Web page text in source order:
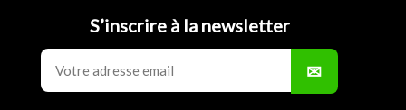
S’inscrire à la newsletter